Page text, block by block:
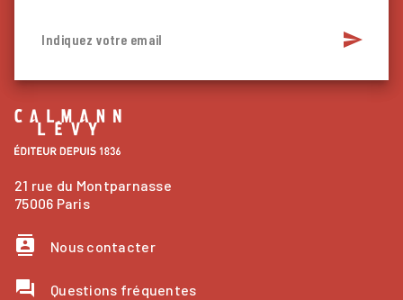
Indiquez votre email send
21 rue du Montparnasse
75006 Paris
contacts Nous contacter
question_answer Questions fréquentes